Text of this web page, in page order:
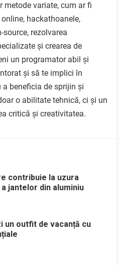
metode variate, cum ar fi
hackathoanele,
rezolvarea
și crearea de
un programator abil și
și să te implici în
beneficia de sprijin și
o abilitate tehnică, ci și un
critică și creativitatea.
contribuie la uzura
jantelor din aluminiu
un outfit de vacanță cu